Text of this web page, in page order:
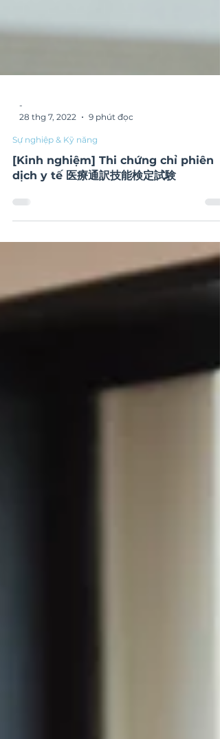
28 thg 7, 2022
9 phút đọc
Sự nghiệp & Kỹ năng
[Kinh nghiệm] Thi chứng chỉ phiên
dịch y tế 医療通訳技能検定試験